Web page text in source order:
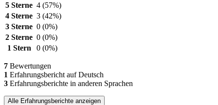
5 Sterne 4 (57%)
4 Sterne 3 (42%)
3 Sterne 0 (0%)
2 Sterne 0 (0%)
1 Stern
0 (0%)
7 Bewertungen
1 Erfahrungsbericht auf Deutsch
3 Erfahrungsberichte in anderen Sprachen
Alle Erfahrungsberichte anzeigen